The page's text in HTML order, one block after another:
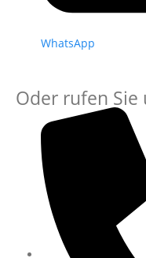
WhatsApp
Oder rufen Sie